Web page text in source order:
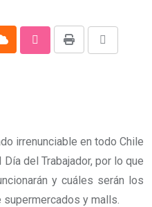
Cloud StumbleUpon
Print
irrenunciable en todo Chile
del Trabajador, por lo que
y cuáles serán los
y malls.